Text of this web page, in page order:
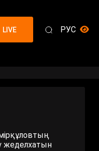
LIVE РУС
жеделхатын